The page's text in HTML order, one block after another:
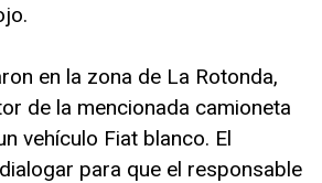
en la zona de La Rotonda,
de la mencionada camioneta
vehículo Fiat blanco. El
para que el responsable